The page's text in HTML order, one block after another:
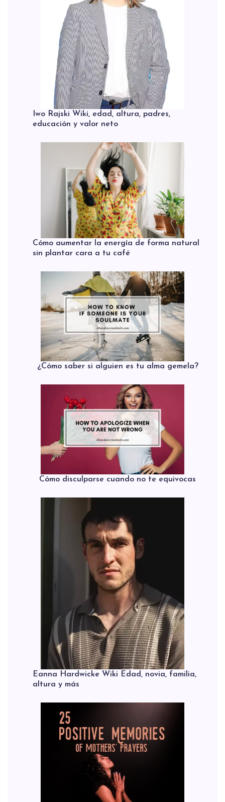
Iwo Rajski Wiki, edad, altura, padres,
educación y valor neto
Cómo aumentar la energía de forma natural
sin plantar cara a tu café
¿Cómo saber si alguien es tu alma gemela?
Cómo disculparse cuando no te equivocas
Eanna Hardwicke Wiki Edad, novia, familia,
altura y más